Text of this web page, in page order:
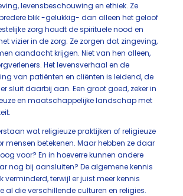
levensbeschouwing en ethiek. Ze
blik -gelukkig- dan alleen het geloof
zorg houdt de spirituele nood en
vizier in de zorg. Ze zorgen dat zingeving,
aandacht krijgen. Niet van hen alleen,
Het levensverhaal en de
van patiënten en cliënten is leidend, de
sluit daarbij aan. Een groot goed, zeker in
en maatschappelijke landschap met
wat religieuze praktijken of religieuze
mensen betekenen. Maar hebben ze daar
voor? En in hoeverre kunnen andere
nog bij aansluiten? De algemene kennis
verminderd, terwijl er juist meer kennis
al die verschillende culturen en religies.